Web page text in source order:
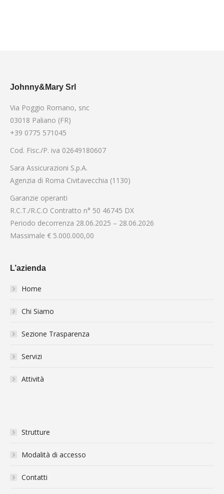
Johnny&Mary Srl
Via Poggio Romano, snc
03018 Paliano (FR)
+39 0775 571045
Cod. Fisc./P. iva 02649180607
Sara Assicurazioni S.p.A.
Agenzia di Roma Civitavecchia (1130)
Garanzie operanti
R.C.T./R.C.O Contratto n° 50 46745 DX
Periodo decorrenza 28.06.2025 – 28.06.2026
Massimale € 5.000.000,00
L’azienda
Home
Chi Siamo
Sezione Trasparenza
Servizi
Attività
Strutture
Modalità di accesso
Contatti